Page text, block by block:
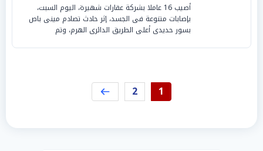
أصيب 16 عاملا بشركة عقارات شهيرة، اليوم السبت،
بإصابات متنوعة فى الجسد، إثر حادث تصادم مينى باص
بسور حديدى أعلى الطريق الدائرى الهرم، وتم
1
2